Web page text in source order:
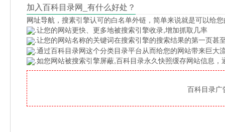
加入百科目录网_有什么好处？
网址导航 ，搜素引擎认可的白名单外链，简单来说就是可以给
.让您的网站更快、更多地被搜索引擎收录,增加抓取几率
.让您的网站名称的关键词在搜索引擎的搜索结果的第一页甚
.通过百科目录网这个分类目录平台从而给您的网站带来巨大
.如您网站被搜索引擎屏蔽,百科目录永久快照缓存网站信息
百科目录